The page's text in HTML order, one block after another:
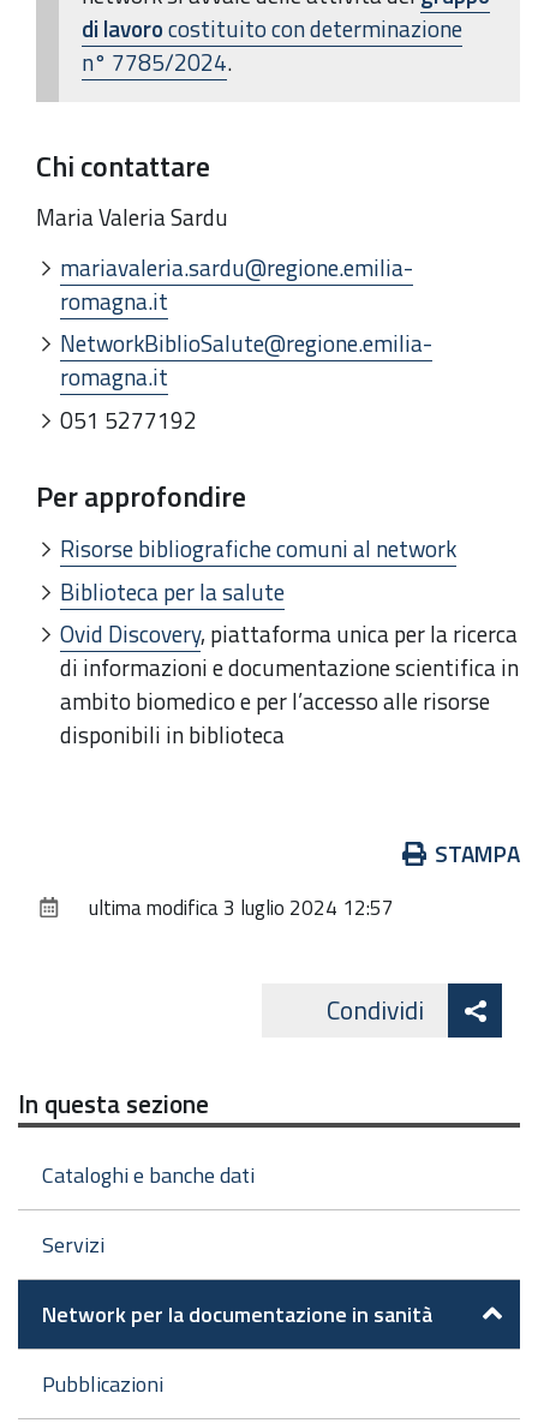
di lavorocostituito con determinazione
n° 7785/2024.
Chi contattare
Maria Valeria Sardu
mariavaleria.sardu@regione.emilia-
romagna.it
NetworkBiblioSalute@regione.emilia-
romagna.it
051 5277192
Per approfondire
Risorse bibliografiche comuni al network
Biblioteca per la salute
Ovid Discovery, piattaforma unica per la ricerca
di informazioni e documentazione scientifica in
ambito biomedico e per l’accesso alle risorse
disponibili in biblioteca
documento
STAMPA
ultima modifica3 luglio 2024 12:57
Condividi
In questa sezione
Cataloghi e banche dati
Servizi
Network per la documentazione in sanità
Pubblicazioni